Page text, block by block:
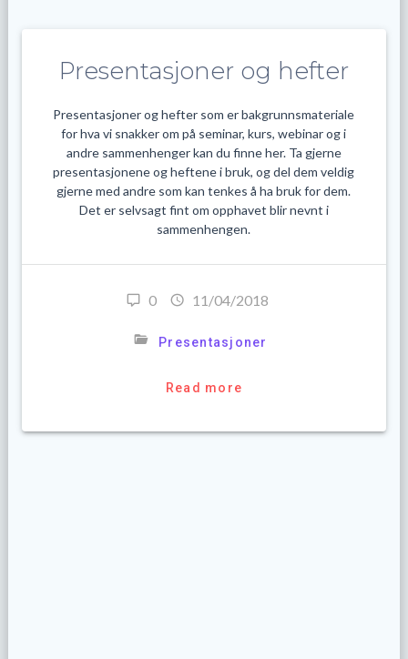
Presentasjoner og hefter
Presentasjoner og hefter som er bakgrunnsmateriale
for hva vi snakker om på seminar, kurs, webinar og i
andre sammenhenger kan du finne her. Ta gjerne
presentasjonene og heftene i bruk, og del dem veldig
gjerne med andre som kan tenkes å ha bruk for dem.
Det er selvsagt fint om opphavet blir nevnt i
sammenhengen.
0 11/04/2018
Presentasjoner
Read more